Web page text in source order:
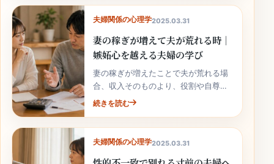
夫婦関係の心理学2025.03.31
妻の稼ぎが増えて夫が荒れる時｜
嫉妬心を越える夫婦の学び
妻の稼ぎが増えたことで夫が荒れる場
合、収入そのものより、役割や自尊心
の揺れが関係していることがありま
続きを読む
夫婦関係の心理学2025.03.31